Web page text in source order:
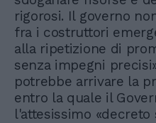
rigorosi. Il governo
fra i costruttori
alla ripetizione di
senza impegni
potrebbe arrivare la
entro la quale il
l'attesissimo «decreto